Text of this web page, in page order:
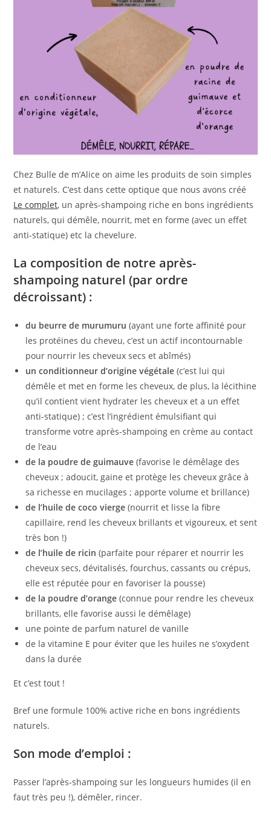
Chez Bulle de m’Alice on aime les produits de soin simples
et naturels. C’est dans cette optique que nous avons créé
Le complet, un après-shampoing riche en bons ingrédients
naturels, qui démêle, nourrit, met en forme (avec un effet
anti-statique) etc la chevelure.
La composition de notre après-
shampoing naturel (par ordre
décroissant) :
du beurre de murumuru (ayant une forte affinité pour
les protéines du cheveu, c’est un actif incontournable
pour nourrir les cheveux secs et abîmés)
un conditionneur d’origine végétale (c’est lui qui
démêle et met en forme les cheveux, de plus, la lécithine
qu’il contient vient hydrater les cheveux et a un effet
anti-statique) ; c’est l’ingrédient émulsifiant qui
transforme votre après-shampoing en crème au contact
de l’eau
de la poudre de guimauve (favorise le démêlage des
cheveux ; adoucit, gaine et protège les cheveux grâce à
sa richesse en mucilages ; apporte volume et brillance)
de l’huile de coco vierge (nourrit et lisse la fibre
capillaire, rend les cheveux brillants et vigoureux, et sent
très bon !)
de l’huile de ricin (parfaite pour réparer et nourrir les
cheveux secs, dévitalisés, fourchus, cassants ou crépus,
elle est réputée pour en favoriser la pousse)
de la poudre d’orange (connue pour rendre les cheveux
brillants, elle favorise aussi le démêlage)
une pointe de parfum naturel de vanille
de la vitamine E pour éviter que les huiles ne s’oxydent
dans la durée
Et c’est tout !
Bref une formule 100% active riche en bons ingrédients
naturels.
Son mode d’emploi :
Passer l’après-shampoing sur les longueurs humides (il en
faut très peu !), démêler, rincer.